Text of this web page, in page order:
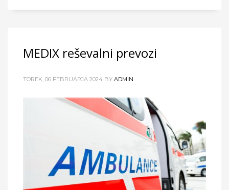
MEDIX reševalni prevozi
TOREK, 06 FEBRUARJA 2024 BY ADMIN